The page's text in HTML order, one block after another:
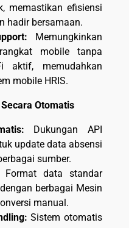
memastikan efisiensi
hadir bersamaan.
Memungkinkan
mobile tanpa
aktif, memudahkan
mobile HRIS.
Otomatis
Dukungan API
update data absensi
sumber.
Format data standar
berbagai Mesin
manual.
Sistem otomatis